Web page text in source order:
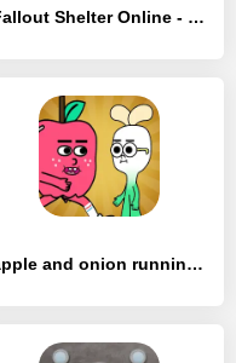
Fallout Shelter Online - [MOD Бесконечные монеты]
apple and onion running game - [MOD Много денег]